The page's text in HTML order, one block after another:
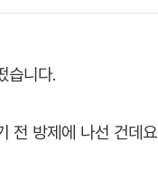
습니다.
전 방제에 나선 건데